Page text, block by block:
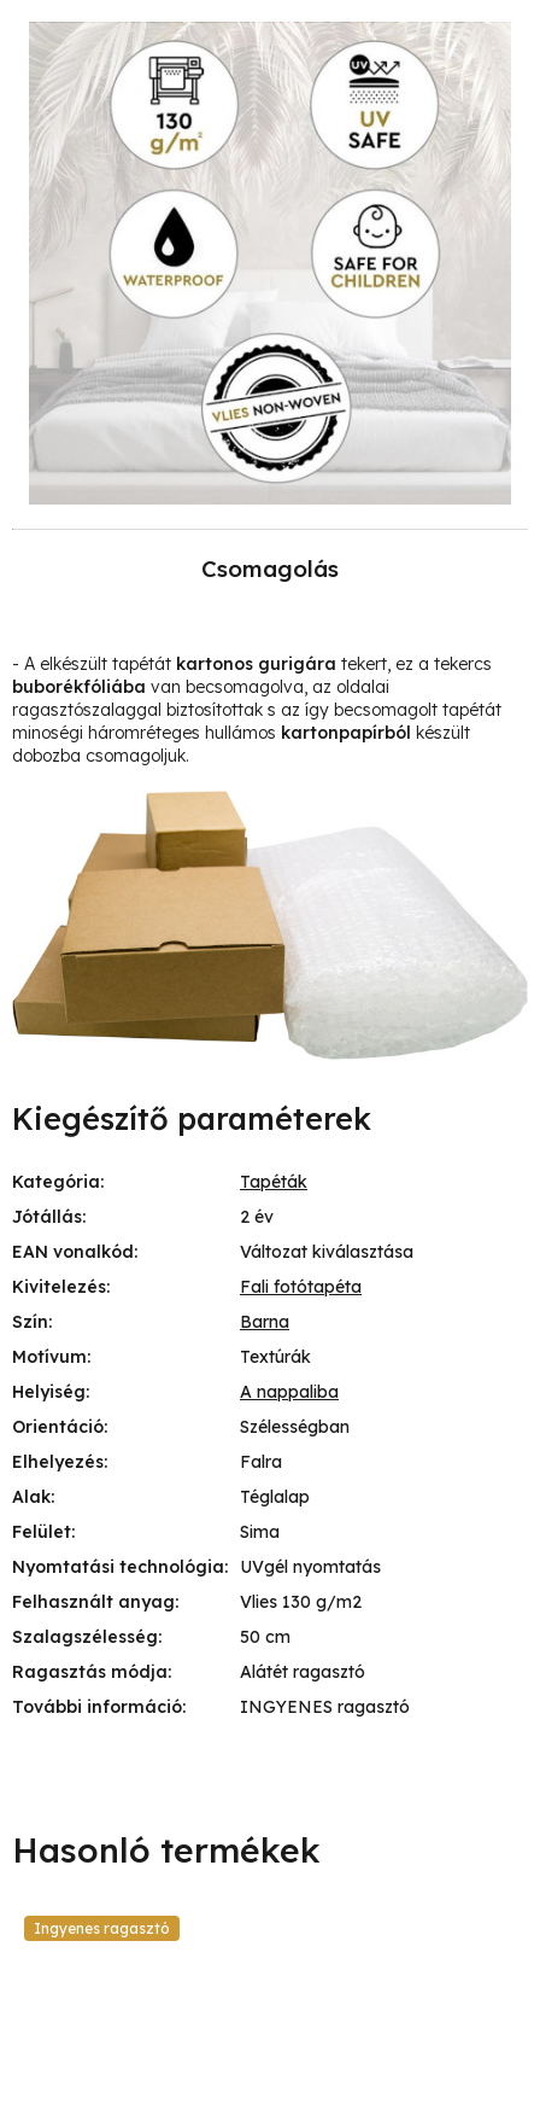
Csomagolás
- A elkészült tapétát kartonos gurigára tekert, ez a tekercs
buborékfóliába van becsomagolva, az oldalai
ragasztószalaggal biztosítottak s az így becsomagolt tapétát
minoségi háromréteges hullámos kartonpapírból készült
dobozba csomagoljuk.
Kiegészítő paraméterek
Kategória:
Tapéták
Jótállás:
2 év
EAN vonalkód:
Változat kiválasztása
Kivitelezés:
Fali fotótapéta
Szín:
Barna
Motívum:
Textúrák
Helyiség:
A nappaliba
Orientáció:
Szélességban
Elhelyezés:
Falra
Alak:
Téglalap
Felület:
Sima
Nyomtatási technológia:
UVgél nyomtatás
Felhasznált anyag:
Vlies 130 g/m2
Szalagszélesség:
50 cm
Ragasztás módja:
Alátét ragasztó
További információ: INGYENES ragasztó
Ingyenes ragasztó